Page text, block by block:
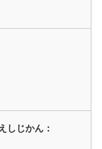
しじかん：